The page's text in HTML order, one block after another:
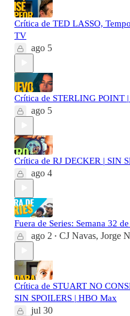
Crítica de TED LASSO,
TV
ago 5
Crítica de STERLING POINT
ago 5
Crítica de RJ DECKER | SIN
ago 4
Fuera de Series: Semana 32
ago 2 • CJ Navas, Jorge
Crítica de STUART NO
SIN SPOILERS | HBO Max
jul 30